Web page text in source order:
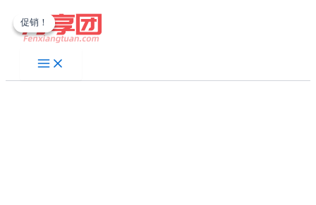
至
促销！
促销！